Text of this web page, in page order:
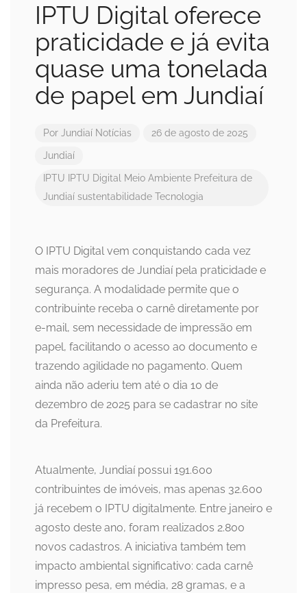
IPTU Digital oferece
praticidade e já evita
quase uma tonelada
de papel em Jundiaí
Por Jundiaí Notícias 26 de agosto de 2025
Jundiaí
IPTU IPTU Digital Meio Ambiente Prefeitura de
Jundiaí sustentabilidade Tecnologia
O IPTU Digital vem conquistando cada vez
mais moradores de Jundiaí pela praticidade e
segurança. A modalidade permite que o
contribuinte receba o carnê diretamente por
e-mail, sem necessidade de impressão em
papel, facilitando o acesso ao documento e
trazendo agilidade no pagamento. Quem
ainda não aderiu tem até o dia 10 de
dezembro de 2025 para se cadastrar no site
da Prefeitura.
Atualmente, Jundiaí possui 191.600
contribuintes de imóveis, mas apenas 32.600
já recebem o IPTU digitalmente. Entre janeiro e
agosto deste ano, foram realizados 2.800
novos cadastros. A iniciativa também tem
impacto ambiental significativo: cada carnê
impresso pesa, em média, 28 gramas, e a